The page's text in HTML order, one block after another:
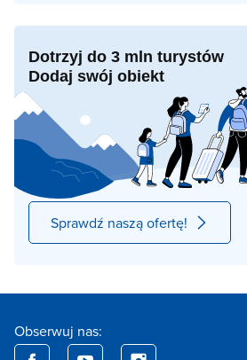
Dotrzyj do 3 mln turystów
Dodaj swój obiekt
Sprawdź naszą ofertę!
Obserwuj nas: